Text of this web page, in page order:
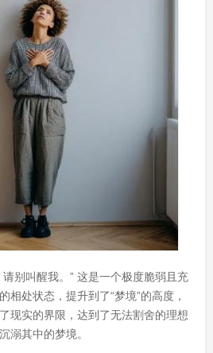
别叫醒我。” 这是一个极度脆弱且充
相处状态，提升到了“梦境”的高度，
现实的界限，达到了无法割舍的理想
溺其中的梦境。